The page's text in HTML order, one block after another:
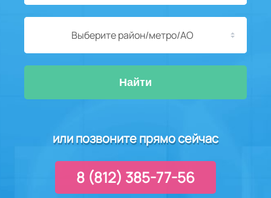
Выберите район/метро/АО
Найти
или позвоните прямо сейчас
8 (812) 385-77-56